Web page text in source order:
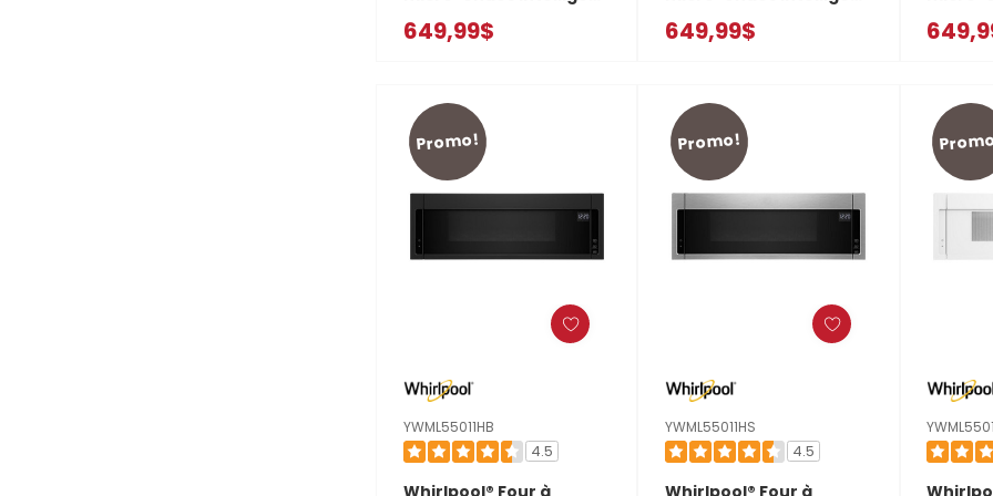
à hotte intégrée et
profil bas de 1,1 pi cu
YWMML5530RB
649,99$
à hotte intégrée et
profil bas de 1,1 pi cu
YWMML5530RW
649,99$
à hotte
profil
Promo!
YWML55011HB
4.5
Whirlpool® Four à
Promo!
YWML55011HS
4.5
Whirlpool® Four à